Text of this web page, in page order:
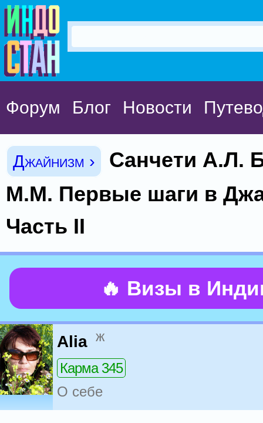
Форум Блог Новости
Джайнизм ›
Санчети А.Л.
М.М. Первые шаги в
Часть II
🔥 Визы в
Alia ж
Карма 345
О себе